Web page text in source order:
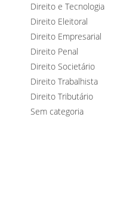
Direito e Tecnologia
Direito Eleitoral
Direito Empresarial
Direito Penal
Direito Societário
Direito Trabalhista
Direito Tributário
Sem categoria